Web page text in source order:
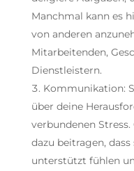
Manchmal kann es
von anderen
Mitarbeitenden,
Dienstleistern.
Kommunikation:
über deine
verbundenen
dazu beitragen,
unterstützt fühlen